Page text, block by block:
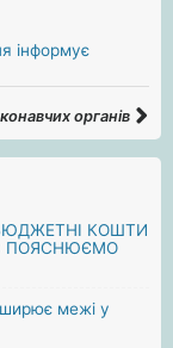
інформує
органів
КОШТИ
ПОЯСНЮЄМО
межі у